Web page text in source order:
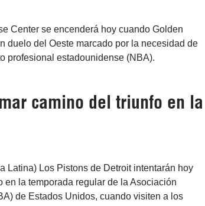
Center se encenderá hoy cuando Golden
duelo del Oeste marcado por la necesidad de
profesional estadounidense (NBA).
camino del triunfo en la
Latina) Los Pistons de Detroit intentarán hoy
en la temporada regular de la Asociación
de Estados Unidos, cuando visiten a los